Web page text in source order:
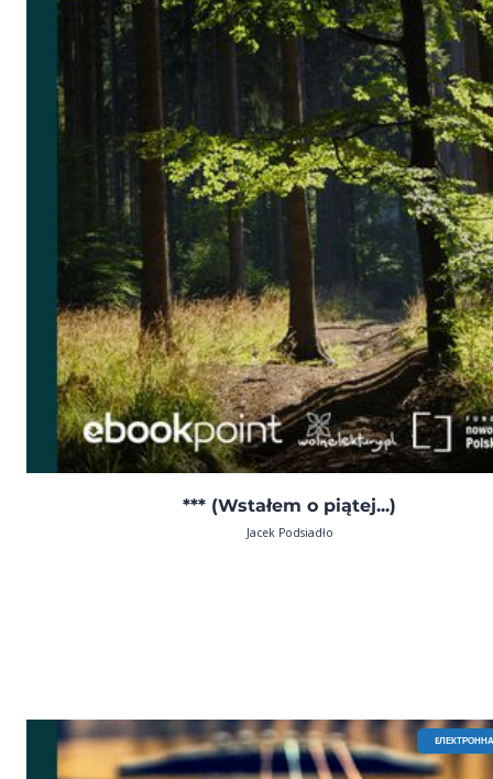
*** (Wstałem o piątej...)
Jacek Podsiadło